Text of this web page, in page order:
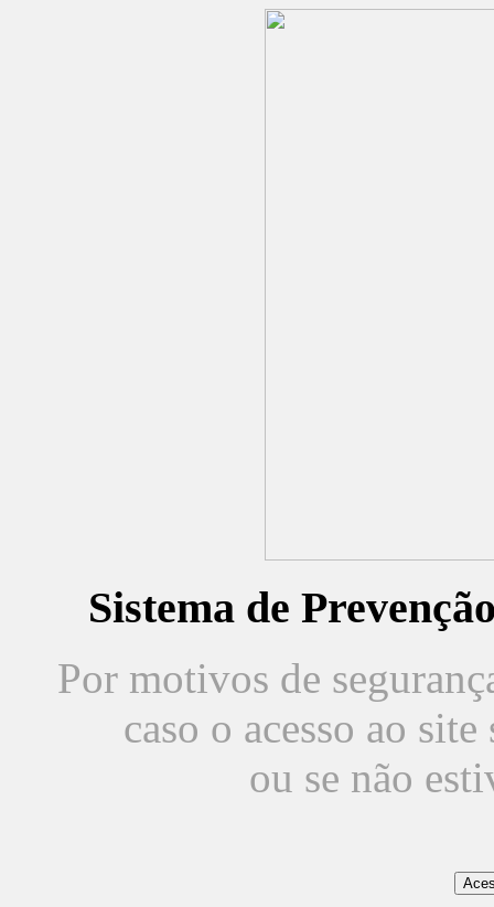
Sistema de
Por motivos de
caso o acesso ao
ou se não